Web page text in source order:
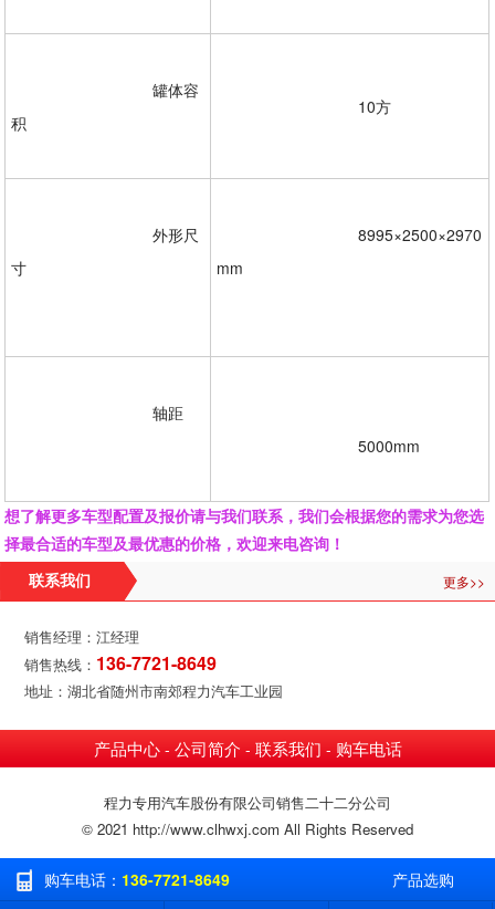
				罐体容
积
				外形尺
寸
				8995×2500×2970
mm
				轴距
				5000mm
想了解更多车型配置及报价请与我们联系，我们会根据您的需求为您选
择最合适的车型及最优惠的价格，欢迎来电咨询！
联系我们 更多>>
销售经理：江经理
销售热线： 136-7721-8649
地址：湖北省随州市南郊程力汽车工业园
产品中心- 公司简介 - 联系我们 - 购车电话
程力专用汽车股份有限公司销售二十二分公司
© 2021 http://www.clhwxj.com All Rights Reserved
购车电话： 136-7721-8649 产品选购